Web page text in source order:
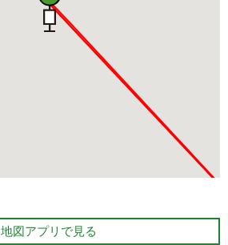
地図アプリで見る